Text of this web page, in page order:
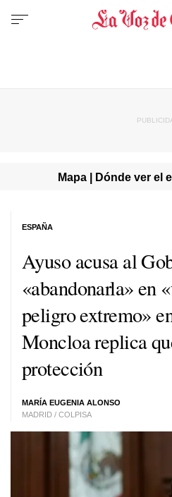
Mapa | Dónde ver el
Ayuso acusa al
«abandonarla» en
peligro extremo»
Moncloa replica
protección
MARÍA EUGENIA ALONSO
MADRID / COLPISA
ESPAÑA